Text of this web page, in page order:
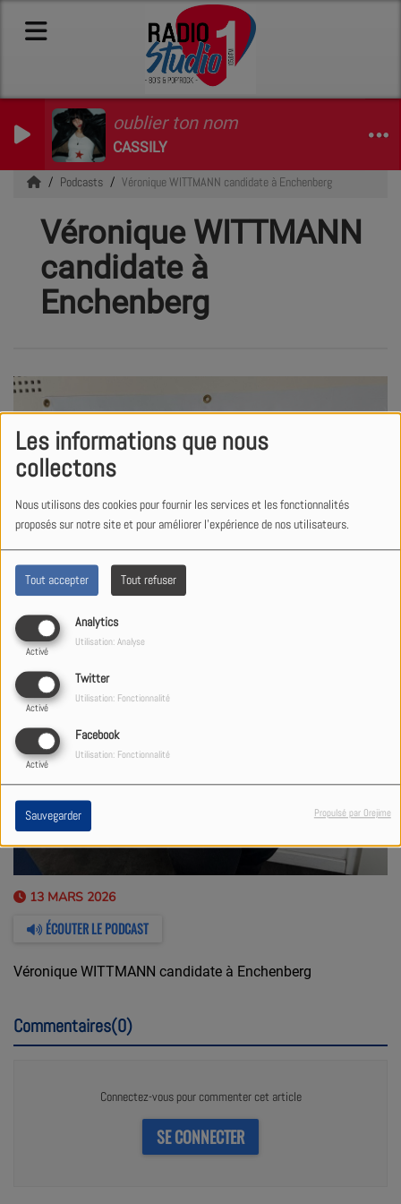
Les informations que nous
collectons
Nous utilisons des cookies pour fournir les services et les fonctionnalités
proposés sur notre site et pour améliorer l'expérience de nos utilisateurs.
Tout accepter Tout refuser
Analytics
Activé
Utilisation: Analyse
Twitter
Activé
Utilisation: Fonctionnalité
Facebook
Activé
Utilisation: Fonctionnalité
Sauvegarder Propulsé par Orejime
oublier ton nom
CASSILY
Podcasts Véronique WITTMANN candidate à Enchenberg
Véronique WITTMANN
candidate à
Enchenberg
13 MARS 2026
ÉCOUTER LE PODCAST
Véronique WITTMANN candidate à Enchenberg
Commentaires(0)
Connectez-vous pour commenter cet article
SE CONNECTER